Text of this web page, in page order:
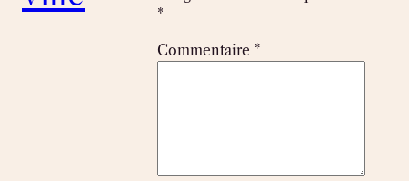
*
Commentaire *